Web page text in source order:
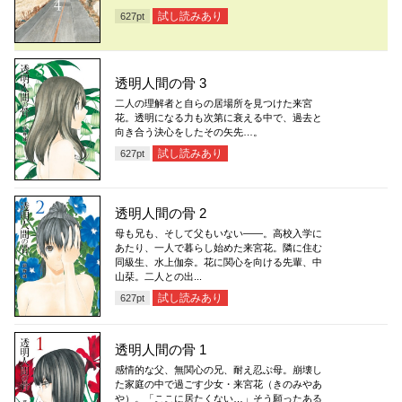
627pt 試し読みあり
透明人間の骨 3
二人の理解者と自らの居場所を見つけた来宮
花。透明になる力も次第に衰える中で、過去と
向き合う決心をしたその矢先…。
627pt 試し読みあり
透明人間の骨 2
母も兄も、そして父もいない――。高校入学に
あたり、一人で暮らし始めた来宮花。隣に住む
同級生、水上伽奈。花に関心を向ける先輩、中
山栞。二人との出...
627pt 試し読みあり
透明人間の骨 1
感情的な父、無関心の兄、耐え忍ぶ母。崩壊し
た家庭の中で過ごす少女・来宮花（きのみやあ
や）。「ここに居たくない…」そう願ったある